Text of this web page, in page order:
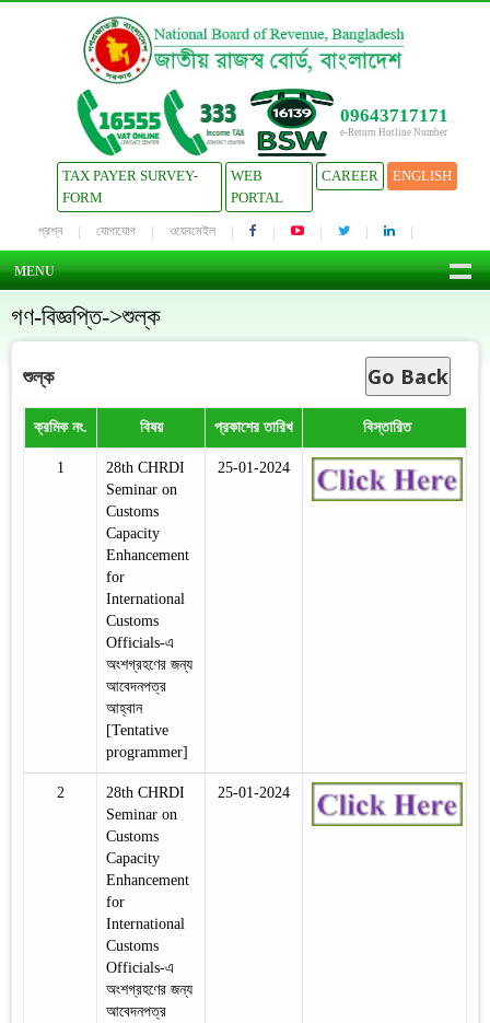
09643717171
e-Return Hotline Number
TAX PAYER SURVEY-
FORM
WEB
PORTAL
CAREER ENGLISH
প্রশ্ন যোগাযোগ ওয়েবমেইল
MENU
গণ-বিজ্ঞপ্তি->শুল্ক
শুল্ক Go Back
ক্রমিক নং. বিষয় প্রকাশের তারিখ বিস্তারিত
1
28th CHRDI
Seminar on
Customs
Capacity
Enhancement
for
International
Customs
Officials-এ
অংশগ্রহণের জন্য
আবেদনপত্র
আহ্বান
[Tentative
programmer]
25-01-2024
2
28th CHRDI
Seminar on
Customs
Capacity
Enhancement
for
International
Customs
Officials-এ
অংশগ্রহণের জন্য
আবেদনপত্র
25-01-2024